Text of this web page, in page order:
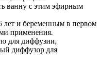
ванну с этим эфирным
лет и беременным в первом
применения.
для диффузии,
диффузор для